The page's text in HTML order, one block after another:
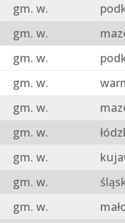
gm. w.
gm. w.
gm. w.
gm. w.
gm. w.
gm. w.
gm. w.
gm. w.
gm. w.